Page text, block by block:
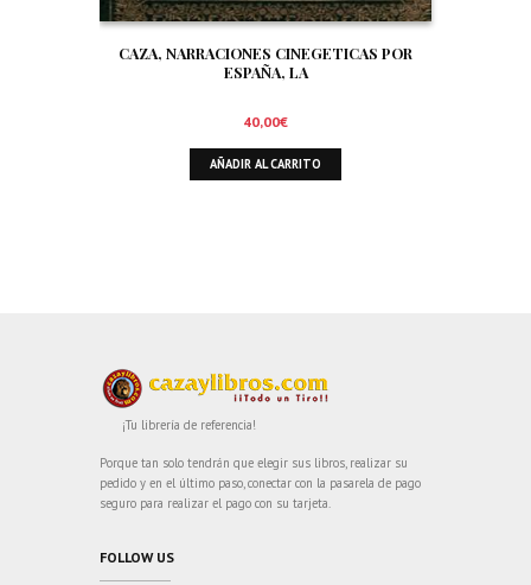
CAZA, NARRACIONES CINEGETICAS POR
ESPAÑA, LA
40,00€
AÑADIR AL CARRITO
¡Tu librería de referencia!
Porque tan solo tendrán que elegir sus libros, realizar su
pedido y en el último paso, conectar con la pasarela de pago
seguro para realizar el pago con su tarjeta.
FOLLOW US